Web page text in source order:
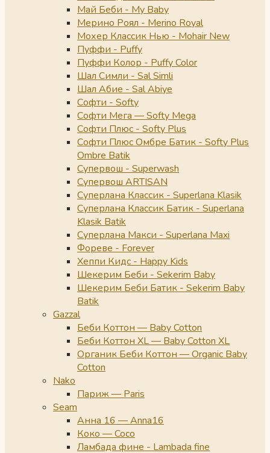
Май Беби - My Baby
Мерино Роял - Merino Royal
Мохер Классик Нью - Mohair New
Пуффи - Puffy
Пуффи Колор - Puffy Color
Шал Симли - Sal Simli
Шал Абие - Sal Abiye
Софти - Softy
Софти Мега — Softy Mega
Софти Плюс - Softy Plus
Софти Плюс Омбре Батик - Softy Plus
Ombre Batik
Супервош - Superwash
Супервош ARTISAN
Суперлана Классик - Superlana Klasik
Суперлана Классик Батик - Superlana
Klasik Batik
Суперлана Макси - Superlana Maxi
Фореве - Forever
Хеппи Кидс - Happy Kids
Шекерим Беби - Sekerim Baby
Шекерим Беби Батик - Sekerim Baby
Batik
Gazzal
Беби Коттон — Baby Cotton
Беби Коттон XL — Baby Cotton XL
Органик Беби Коттон — Organic Baby
Cotton
Nako
Париж — Paris
Seam
Анна 16 — Anna16
Коко — Coco
Ламбада фине - Lambada fine